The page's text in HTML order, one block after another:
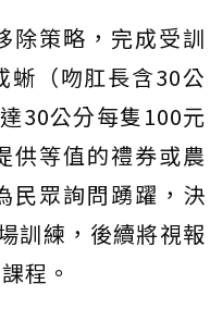
除策略，完成受訓
蜥（吻肛長含30公
30公分每隻100元
供等值的禮券或農
民眾詢問踴躍，決
訓練，後續將視報
程。